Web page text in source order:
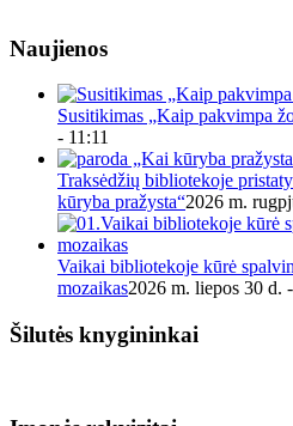
Naujienos
Susitikimas „Kaip pakvimpa
- 11:11
Traksėdžių bibliotekoje
kūryba pražysta“2026 m.
Vaikai bibliotekoje kūrė
mozaikas2026 m. liepos 30 d.
Šilutės knygininkai